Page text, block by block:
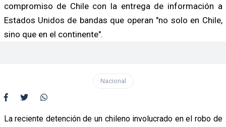
compromiso de Chile con la entrega de información a
Estados Unidos de bandas que operan "no solo en Chile,
sino que en el continente".
Nacional
La reciente detención de un chileno involucrado en el robo de